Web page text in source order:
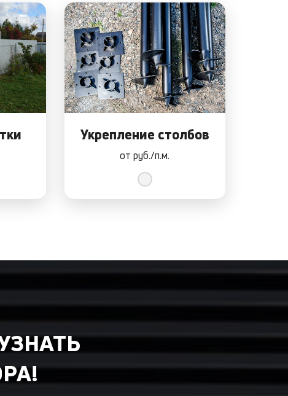
Укрепление столбов
отруб./п.м.